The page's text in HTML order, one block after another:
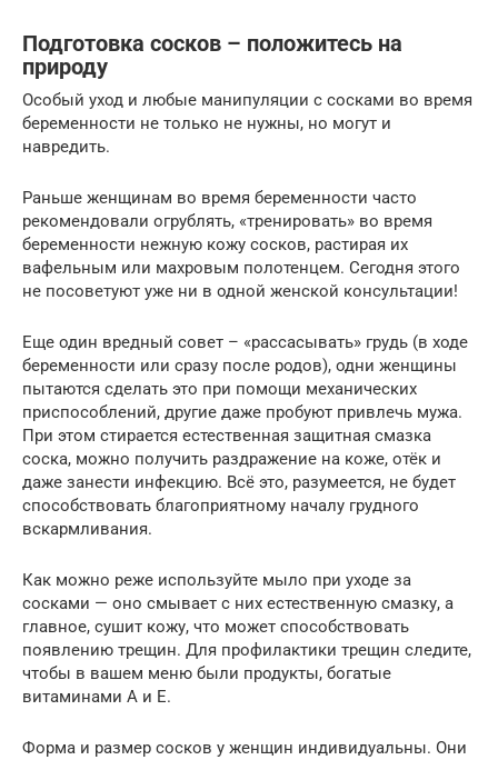
Подготовка сосков – положитесь на
природу
Особый уход и любые манипуляции с сосками во время
беременности не только не нужны, но могут и
навредить.
Раньше женщинам во время беременности часто
рекомендовали огрублять, «тренировать» во время
беременности нежную кожу сосков, растирая их
вафельным или махровым полотенцем. Сегодня этого
не посоветуют уже ни в одной женской консультации!
Еще один вредный совет – «рассасывать» грудь (в ходе
беременности или сразу после родов), одни женщины
пытаются сделать это при помощи механических
приспособлений, другие даже пробуют привлечь мужа.
При этом стирается естественная защитная смазка
соска, можно получить раздражение на коже, отёк и
даже занести инфекцию. Всё это, разумеется, не будет
способствовать благоприятному началу грудного
вскармливания.
Как можно реже используйте мыло при уходе за
сосками — оно смывает с них естественную смазку, а
главное, сушит кожу, что может способствовать
появлению трещин. Для профилактики трещин следите,
чтобы в вашем меню были продукты, богатые
витаминами А и Е.
Форма и размер сосков у женщин индивидуальны. Они